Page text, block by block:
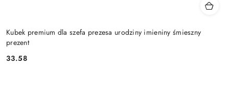
Kubek premium dla szefa prezesa urodziny imieniny śmieszny
prezent
Cena:
33.58